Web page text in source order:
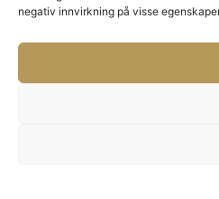
negativ innvirkning på visse